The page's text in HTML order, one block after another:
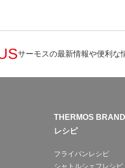
サーモスの最新情報や便利な
THERMOS BRAND
レシピ
フライパンレシピ
シャトルシェフレシピ